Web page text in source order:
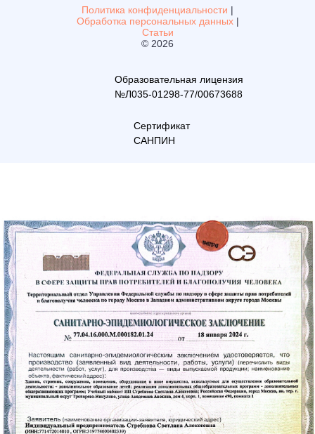
Политика конфиденциальности |
Обработка персональных данных|
Статьи
© 2026
Образовательная лицензия
№Л035-01298-77/00673688
Сертификат
САНПИН